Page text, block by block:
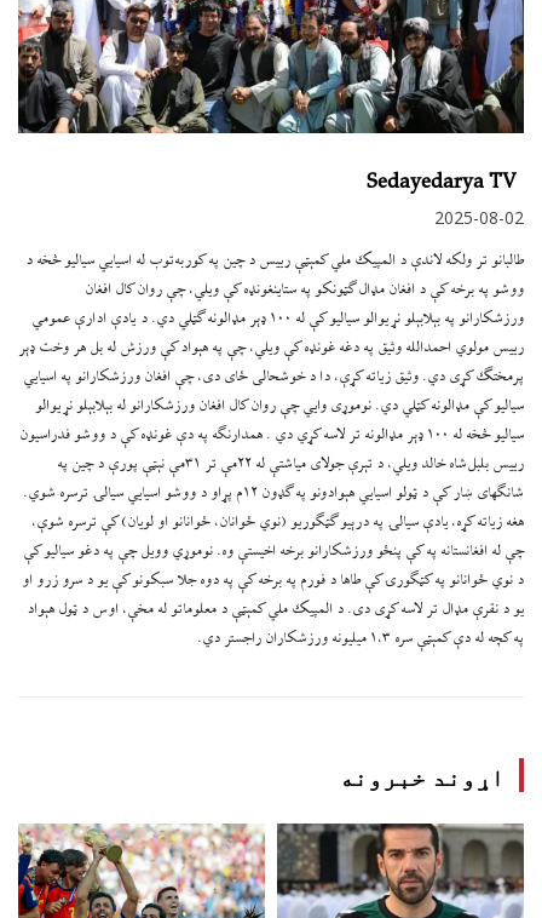
Sedayedarya TV
2025-08-02
طالبانو تر ولکه لاندې د المپیک ملي کمېټې رییس د چین په کوربه‌توب له اسیایي سیالیو څخه د
ووشو په برخه کې د افغان مډال ګټونکو په ستاینغونډه کې ویلي، چې روان کال افغان
ورزشکارانو په بېلابېلو نړيوالو سیالیو کې له ۱۰۰ ډېر مډالونه ګټلي دي. د يادې ادارې عمومي
رییس مولوي احمدالله وثیق په دغه غونډه کې ویلي، چې په هېواد کې ورزش له بل هر وخت ډېر
پرمختګ کړی دي. وثیق زیاته کړې، دا د خوشحالی ځای دی، چې افغان ورزشکارانو په اسیایي
سیالیو کې مډالونه کټلي دي. نوموړی وایي چې روان کال افغان ورزشکارانو له بېلابېلو نړيوالو
سیالیو څخه له ۱۰۰ ډېر مډالونه تر لاسه کړي دي . همدارنګه په دې غونډه کې د ووشو فدراسیون
رییس بلبل‌شاه خالد ویلي، د تېرې جولای میاشتې له ۲۲مې تر ۳۱مې نېټې پورې د چین په
شانګهای ښار کې د ټولو اسیایي هېوادونو په ګډون ۱۲م پړاو د ووشو اسیایي سیالۍ ترسره شوي.
هغه زیاته کړه، یادې سیالۍ په درېیو ګټګوریو (نوي ځوانان، ځوانانو او لویان) کې ترسره شوې،
چې له افغانستانه په کې پنځو ورزشکارانو برخه اخیستې وه. نوموړي وویل چې په دغو سیالیو کې
د نوي ځوانانو په کټګورۍ کې طاها د فورم په برخه کې په دوه جلا سبکونو کې یو د سرو زرو او
یو د نقرې مډال تر لاسه کړی دی. د المپیک ملي کمېټې د معلوماتو له مخې، اوس د ټول هېواد
په کچه له دې کمېټې سره ۱،۳ میلیونه ورزشکاران راجستر دي.
اړوند خبرونه